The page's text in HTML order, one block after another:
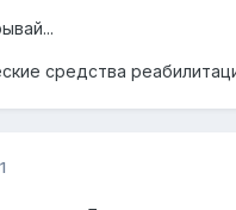
средства